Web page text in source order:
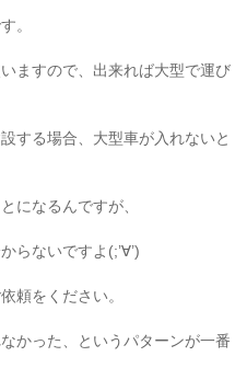
。
ますので、出来れば大型で運び
する場合、大型車が入れないと
になるんですが、
らないですよ(;’∀’)
頼をください。
かった、というパターンが一番